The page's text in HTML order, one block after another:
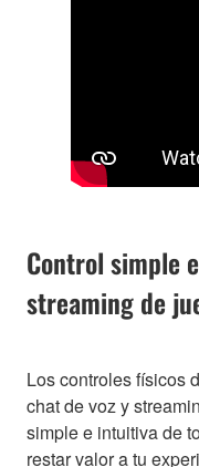
Control simple
streaming de
Los controles físicos
chat de voz y
simple e intuitiva de
restar valor a tu